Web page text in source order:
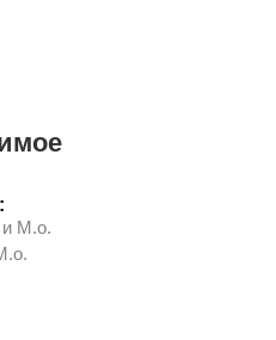
и М.о.